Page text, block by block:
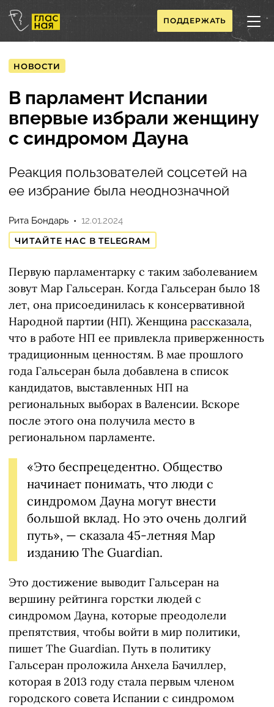
ПОДДЕРЖАТЬ
НОВОСТИ
В парламент Испании
впервые избрали женщину
с синдромом Дауна
Реакция пользователей соцсетей на
ее избрание была неоднозначной
Рита Бондарь
12.01.2024
ЧИТАЙТЕ НАС В TELEGRAM
Первую парламентарку с таким заболеванием
зовут Мар Гальсеран. Когда Гальсеран было 18
лет, она присоединилась к консервативной
Народной партии (НП). Женщина рассказала,
что в работе НП ее привлекла приверженность
традиционным ценностям. В мае прошлого
года Гальсеран была добавлена в список
кандидатов, выставленных НП на
региональных выборах в Валенсии. Вскоре
после этого она получила место в
региональном парламенте.
«Это беспрецедентно. Общество
начинает понимать, что люди с
синдромом Дауна могут внести
большой вклад. Но это очень долгий
путь», — сказала 45-летняя Мар
изданию The Guardian.
Это достижение выводит Гальсеран на
вершину рейтинга горстки людей с
синдромом Дауна, которые преодолели
препятствия, чтобы войти в мир политики,
пишет The Guardian. Путь в политику
Гальсеран проложила Анхела Бачиллер,
которая в 2013 году стала первым членом
городского совета Испании с синдромом